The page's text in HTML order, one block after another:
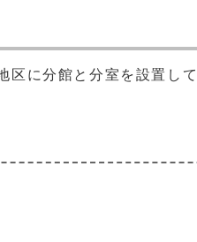
に分館と分室を設置して